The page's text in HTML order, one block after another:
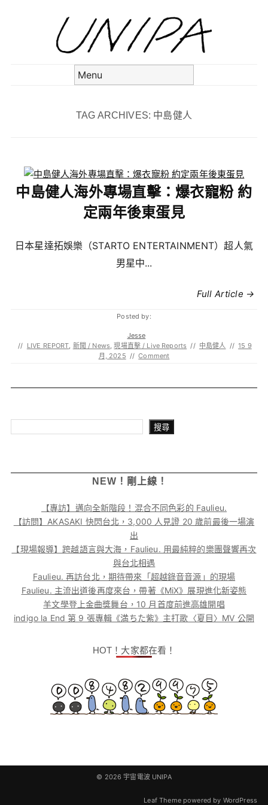
TAG ARCHIVES: 中島健人
中島健人海外專場直擊：爆衣寵粉 約
定兩年後東蛋見
日本星達拓娛樂（STARTO ENTERTAINMENT）超人氣
男星中...
Full Article →
Posted by:
Jesse
// LIVE REPORT, 新聞 / News,現場直擊 / Live Reports // 中島健人 // 15 9
月, 2025 // Comment
搜尋
NEW！剛上線！
【專訪】邁向全新階段！混合不同色彩的 Faulieu.
【訪問】AKASAKI 快閃台北，3,000 人見證 20 歲前最後一場演
出
【現場報導】跨越語言與大海，Faulieu. 用最純粹的樂團聲響再次
與台北相遇
Faulieu. 再訪台北，期待帶來「超越錄音音源」的現場
Faulieu. 主流出道後再度來台，帶著《MiX》展現進化新姿態
羊文學登上金曲獎舞台，10 月首度前進高雄開唱
indigo la End 第 9 張專輯《満ちた紫》主打歌〈夏目〉MV 公開
HOT！大家都在看！
© 2026宇宙電波 UNIPA
Leaf Themepowered by WordPress